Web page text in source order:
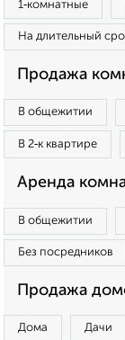
1‑комнатные
На длительный
Продажа
В общежитии
В 2‑к квартире
Аренда
В общежитии
Без посредников
Продажа
Дома Дачи